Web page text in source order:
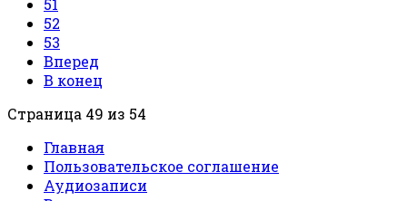
52
53
Вперед
В конец
Страница 49 из 54
Главная
Пользовательское соглашение
Аудиозаписи